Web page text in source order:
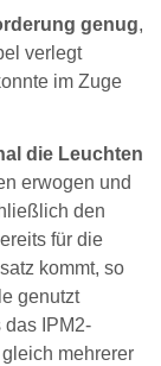
genug,
verlegt
im Zuge
die Leuchten
erwogen und
den
für die
kommt, so
genutzt
das IPM2-
mehrerer